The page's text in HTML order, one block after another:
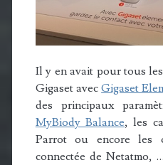
Il y en avait pour tous
Gigaset avecGigaset
des principaux
MyBiody Balance, les
Parrot ou encore les
connectée de Netatmo,